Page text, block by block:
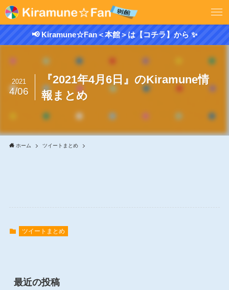
📢 Kiramune☆Fan＜本館＞は【コチラ】から ✨
『2021年4月6日』のKiramune情
報まとめ
2021
4/06
ホーム ツイートまとめ
ツイートまとめ
最近の投稿